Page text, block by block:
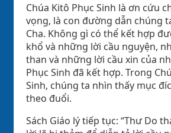
Chúa Kitô Phục Sinh là ơn cứu
vọng, là con đường dẫn chúng
Cha. Không gì có thể kết hợp
khổ và những lời cầu nguyện,
than và những lời cầu xin của
Phục Sinh đã kết hợp. Trong
Sinh, chúng ta nhìn thấy mục
theo đuổi.
Sách Giáo lý tiếp tục: “Thư Do